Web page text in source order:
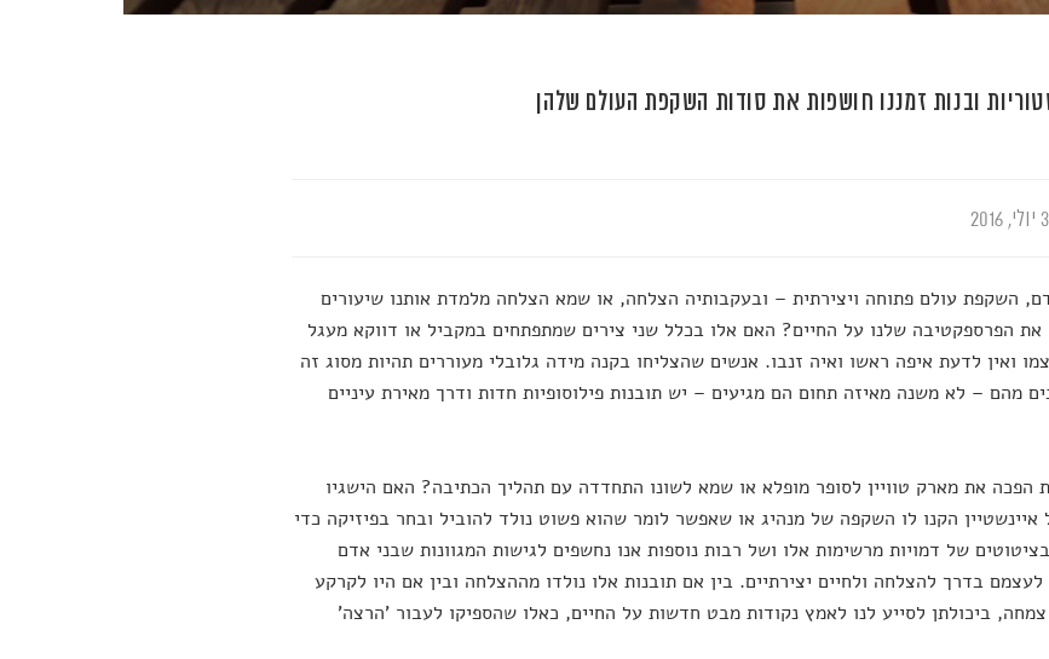
ובנות זמננו חושפות את סודות השקפת העולם שלהן
השקפת עולם פתוחה ויצירתית – ובעקבותיה הצלחה, או שמא הצלחה מלמדת אותנו שיעורים
את הפרספקטיבה שלנו על החיים? האם אלו בכלל שני צירים שמתפתחים במקביל או דווקא מעגל
ואין לדעת איפה ראשו ואיה זנבו. אנשים שהצליחו בקנה מידה גלובלי מעוררים תהיות מסוג זה
מהם – לא משנה מאיזה תחום הם מגיעים – יש תובנות פילוסופיות חדות ודרך מאירת עיניים
הפכה את מארק טוויין לסופר מופלא או שמא לשונו התחדדה עם תהליך הכתיבה? האם הישגיו
איינשטיין הקנו לו השקפה של מנהיג או שאפשר לומר שהוא פשוט נולד להוביל ובחר בפיזיקה כדי
של דמויות מרשימות אלו ושל רבות נוספות אנו נחשפים לגישות המגוונות שבני אדם
לעצמם בדרך להצלחה ולחיים יצירתיים. בין אם תובנות אלו נולדו מההצלחה ובין אם היו לקרקע
ביכולתן לסייע לנו לאמץ נקודות מבט חדשות על החיים, כאלו שהספיקו לעבור 'הרצה'